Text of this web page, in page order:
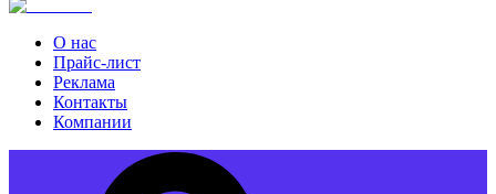
О нас
Прайс-лист
Реклама
Контакты
Компании